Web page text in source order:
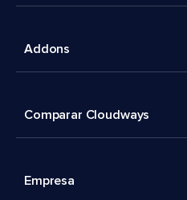
Addons
Comparar Cloudways
Empresa